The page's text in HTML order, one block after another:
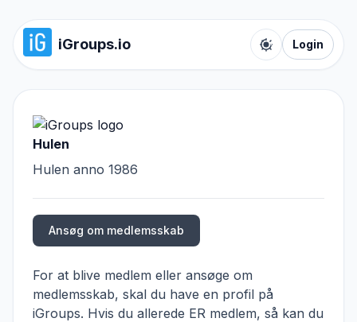
iGroups.io
Toggle color
Login
Hulen
Hulen anno 1986
Ansøg om medlemsskab
For at blive medlem eller ansøge om
medlemsskab, skal du have en profil på
iGroups. Hvis du allerede ER medlem, så kan du